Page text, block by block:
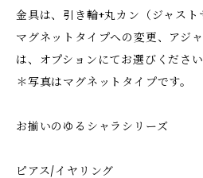
金具は、引き輪+丸カン（ジャスト
マグネットタイプへの変更、アジ
は、オプションにてお選びくださ
＊写真はマグネットタイプです。
お揃いのゆるシャラシリーズ
ピアス/イヤリング